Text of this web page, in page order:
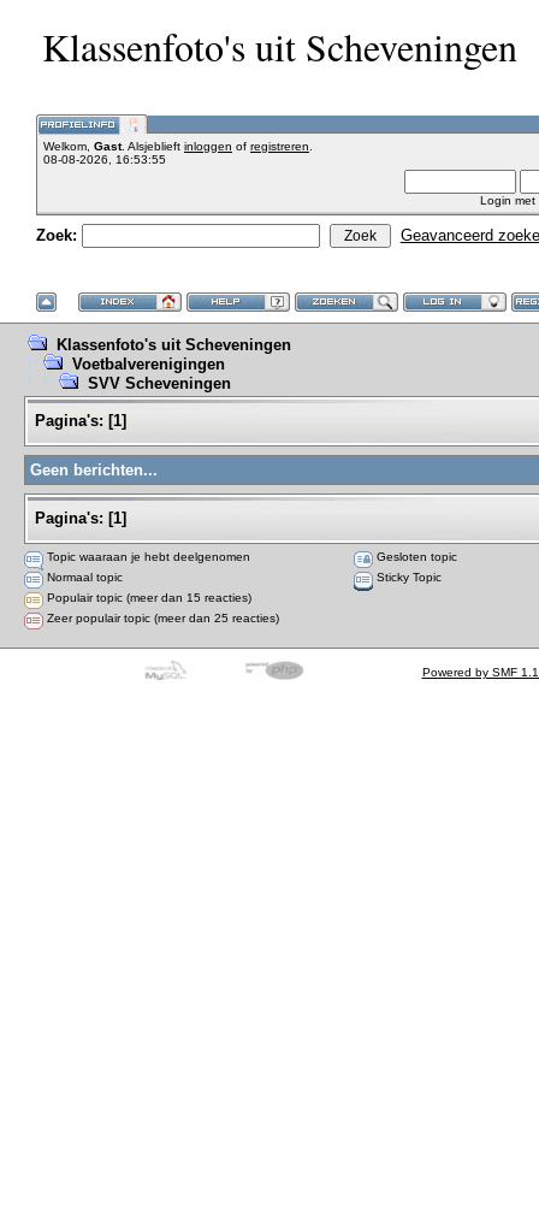
Klassenfoto's uit Scheveningen
Welkom, Gast. Alsjeblieft inloggen of registreren
08-08-2026, 16:53:55
Login met
Zoek: Geavanceerd
Klassenfoto's uit Scheveningen
Voetbalverenigingen
SVV Scheveningen
Pagina's: [1]
Geen berichten...
Pagina's: [1]
Topic waaraan je hebt deelgenomen
Normaal topic
Populair topic (meer dan 15 reacties)
Zeer populair topic (meer dan 25 reacties)
Gesloten topic
Sticky Topic
Powered by SMF